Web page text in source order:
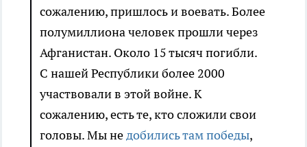
сожалению, пришлось и воевать. Более
полумиллиона человек прошли через
Афганистан. Около 15 тысяч погибли.
С нашей Республики более 2000
участвовали в этой войне. К
сожалению, есть те, кто сложили свои
головы. Мы недобились там победы,